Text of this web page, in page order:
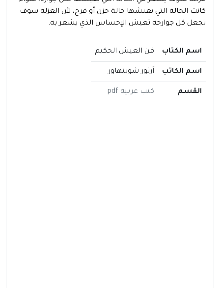
كانت الحالة التي يعيشها حالة حزن أو فرح، لأن العزلة سوف
تجعل كل جوارحه تعيش الإحساس الذي يشعر به.
اسم الكتاب فن العيش الحكيم
اسم الكاتب آرثور شوبنهاور
القسم كتب عربية pdf